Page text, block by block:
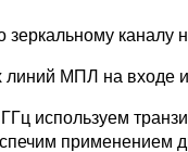
зеркальному каналу
МПЛ на входе
используем